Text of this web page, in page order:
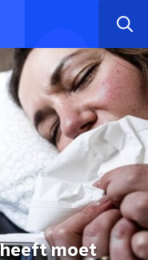
heeft moet